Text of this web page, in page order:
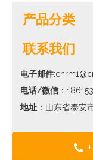
产品分类
联系我们
电子邮件
电话/微信 ：
地址 ：山东省泰安